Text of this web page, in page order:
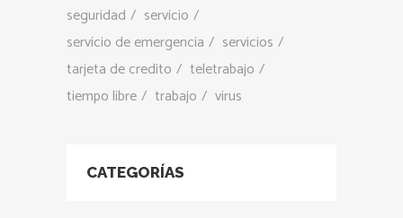
seguridad
servicio
servicio de emergencia
servicios
tarjeta de credito
teletrabajo
tiempo libre
trabajo virus
CATEGORÍAS